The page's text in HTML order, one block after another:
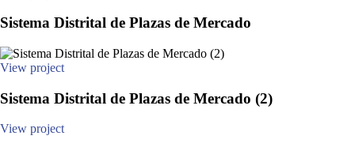
Sistema Distrital de Plazas de Mercado
View project
Sistema Distrital de Plazas de Mercado (2)
View project